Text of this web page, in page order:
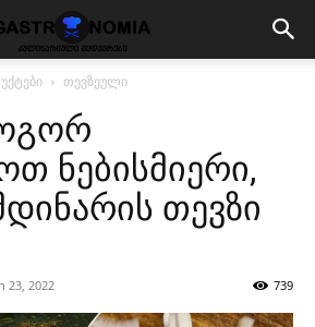
თევზეული
ნებისმიერი,
თევზი
23, 2022 739